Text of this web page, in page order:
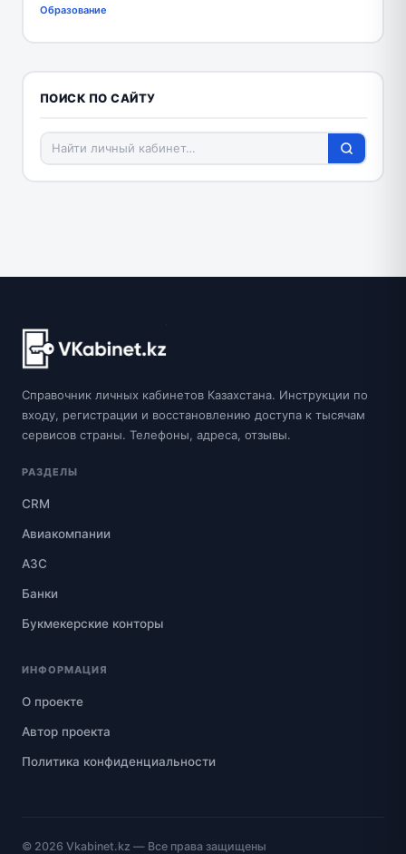
Образование
ПОИСК ПО САЙТУ
Справочник личных кабинетов Казахстана. Инструкции по
входу, регистрации и восстановлению доступа к тысячам
сервисов страны. Телефоны, адреса, отзывы.
РАЗДЕЛЫ
CRM
Авиакомпании
АЗС
Банки
Букмекерские конторы
ИНФОРМАЦИЯ
О проекте
Автор проекта
Политика конфиденциальности
© 2026 Vkabinet.kz — Все права защищены